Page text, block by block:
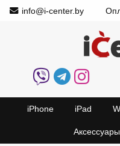
info@i-center.by
iPhone iPad
Аксессуары